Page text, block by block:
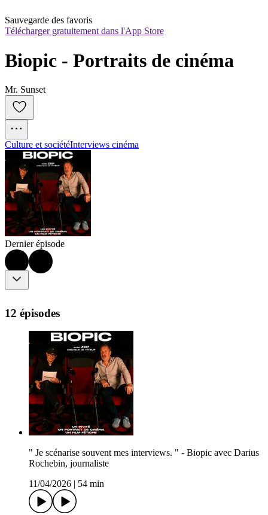
Sauvegarde des favoris
Télécharger gratuitement dans l'App Store
Biopic - Portraits de cinéma
Mr. Sunset
Culture et sociétéInterviews cinéma
Dernier épisode
12 épisodes
" Je scénarise souvent mes interviews. " - Biopic avec Darius
Rochebin, journaliste
11/04/2026
54 min